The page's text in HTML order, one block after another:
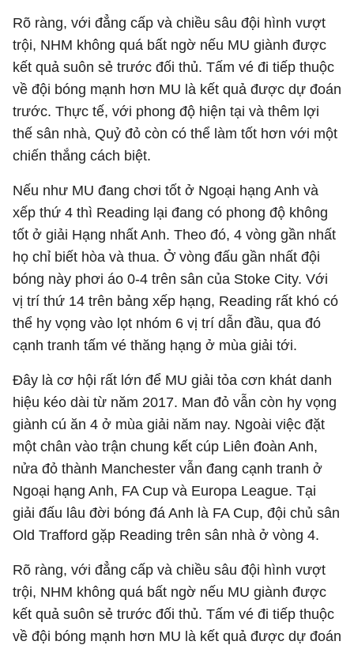
Rõ ràng, với đẳng cấp và chiều sâu đội hình vượt
trội, NHM không quá bất ngờ nếu MU giành được
kết quả suôn sẻ trước đối thủ. Tấm vé đi tiếp thuộc
về đội bóng mạnh hơn MU là kết quả được dự đoán
trước. Thực tế, với phong độ hiện tại và thêm lợi
thế sân nhà, Quỷ đỏ còn có thể làm tốt hơn với một
chiến thắng cách biệt.
Nếu như MU đang chơi tốt ở Ngoại hạng Anh và
xếp thứ 4 thì Reading lại đang có phong độ không
tốt ở giải Hạng nhất Anh. Theo đó, 4 vòng gần nhất
họ chỉ biết hòa và thua. Ở vòng đấu gần nhất đội
bóng này phơi áo 0-4 trên sân của Stoke City. Với
vị trí thứ 14 trên bảng xếp hạng, Reading rất khó có
thể hy vọng vào lọt nhóm 6 vị trí dẫn đầu, qua đó
cạnh tranh tấm vé thăng hạng ở mùa giải tới.
Đây là cơ hội rất lớn để MU giải tỏa cơn khát danh
hiệu kéo dài từ năm 2017. Man đỏ vẫn còn hy vọng
giành cú ăn 4 ở mùa giải năm nay. Ngoài việc đặt
một chân vào trận chung kết cúp Liên đoàn Anh,
nửa đỏ thành Manchester vẫn đang cạnh tranh ở
Ngoại hạng Anh, FA Cup và Europa League. Tại
giải đấu lâu đời bóng đá Anh là FA Cup, đội chủ sân
Old Trafford gặp Reading trên sân nhà ở vòng 4.
Rõ ràng, với đẳng cấp và chiều sâu đội hình vượt
trội, NHM không quá bất ngờ nếu MU giành được
kết quả suôn sẻ trước đối thủ. Tấm vé đi tiếp thuộc
về đội bóng mạnh hơn MU là kết quả được dự đoán